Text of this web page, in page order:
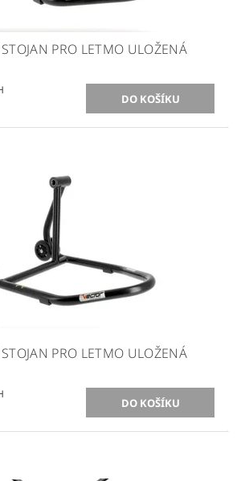
PRO LETMO ULOŽENÁ
PRO LETMO ULOŽENÁ